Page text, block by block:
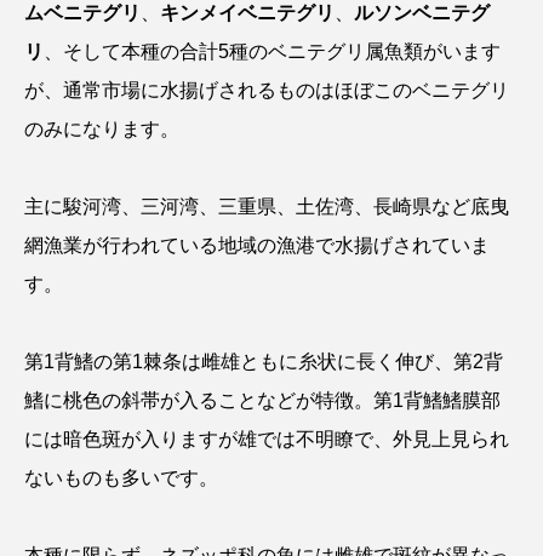
ケープペンギン ゲンゴロウ コイ
コウテイペンギン コオイムシ
コクチバス コクレン コチ
コモレビクラゲ コモンイトギンポ
ゴトウタゴガエル ゴマフアザラシ ゴリ
ムベニテグリ
キンメイベニテグリ
ルソンベニテグ
リ
、そして本種の合計5種のベニテグリ属魚類がいます
が、通常市場に水揚げされるものはほぼこのベニテグリ
のみになります。
主に駿河湾、三河湾、三重県、土佐湾、長崎県など底曳
網漁業が行われている地域の漁港で水揚げされていま
す。
第1背鰭の第1棘条は雌雄ともに糸状に長く伸び、第2背
鰭に桃色の斜帯が入ることなどが特徴。第1背鰭鰭膜部
には暗色斑が入りますが雄では不明瞭で、外見上見られ
ないものも多いです。